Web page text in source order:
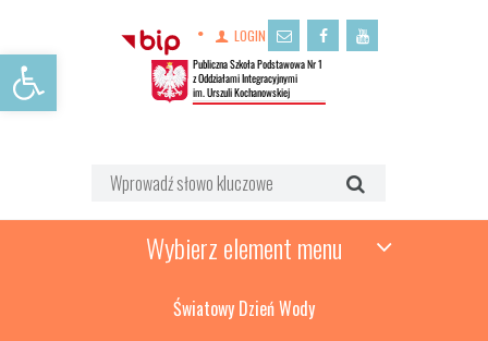
Open toolbar
LOGIN
Wybierz element menu
Światowy Dzień Wody